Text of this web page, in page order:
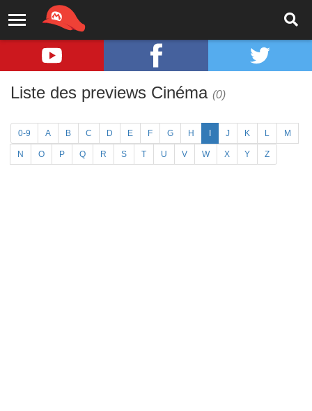
Liste des previews Cinéma (0)
0-9 A B C D E F G H J K L M
N O P Q R S T U V W X Y Z